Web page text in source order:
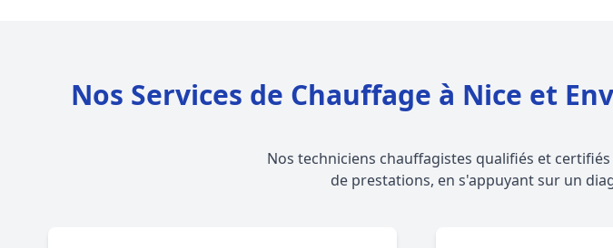
Nos Services de Chauffage à Nice et
Nos techniciens chauffagistes qualifiés et
de prestations, en s'appuyant sur un